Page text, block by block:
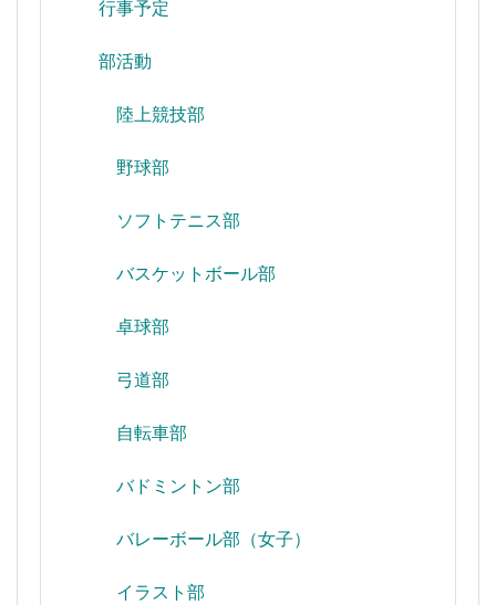
行事予定
部活動
陸上競技部
野球部
ソフトテニス部
バスケットボール部
卓球部
弓道部
自転車部
バドミントン部
バレーボール部（女子）
イラスト部